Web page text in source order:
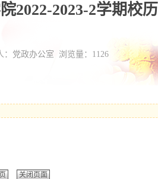
2022-2023-2学期校历
：党政办公室 浏览量： 1126
关闭页面